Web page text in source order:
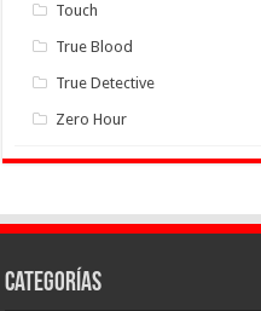
Touch
True Blood
True Detective
Zero Hour
Categorías